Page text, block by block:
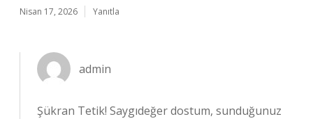
Nisan 17, 2026 Yanıtla
admin
Şükran Tetik! Saygıdeğer dostum, sunduğunuz